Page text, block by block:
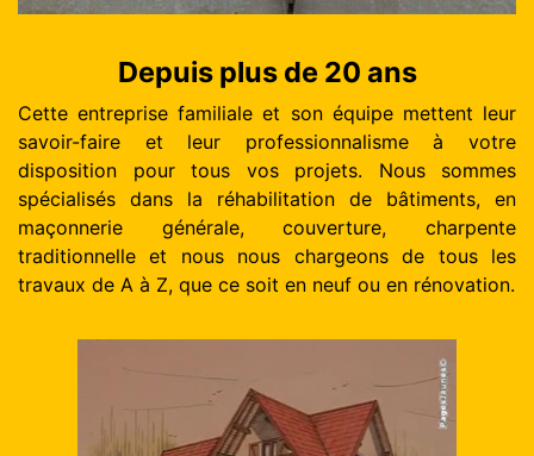
Depuis plus de 20 ans
Cette entreprise familiale et son équipe mettent leur
savoir-faire et leur professionnalisme à votre
disposition pour tous vos projets. Nous sommes
spécialisés dans la réhabilitation de bâtiments, en
maçonnerie générale, couverture, charpente
traditionnelle et nous nous chargeons de tous les
travaux de A à Z, que ce soit en neuf ou en rénovation.